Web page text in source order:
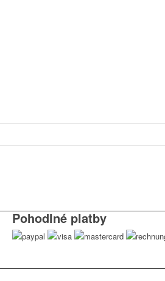
Pohodlné platby